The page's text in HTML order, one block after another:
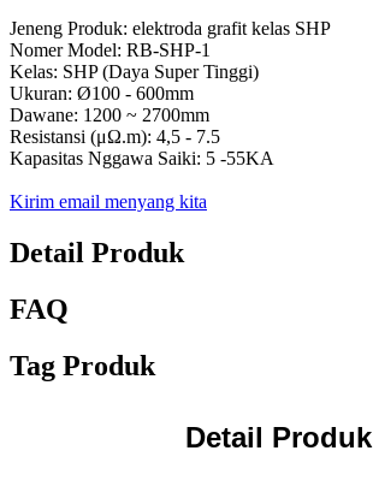
Jeneng Produk: elektroda grafit kelas SHP
Nomer Model: RB-SHP-1
Kelas: SHP (Daya Super Tinggi)
Ukuran: Ø100 - 600mm
Dawane: 1200 ~ 2700mm
Resistansi (μΩ.m): 4,5 - 7.5
Kapasitas Nggawa Saiki: 5 -55KA
Kirim email menyang kita
Detail Produk
FAQ
Tag Produk
Detail Produk